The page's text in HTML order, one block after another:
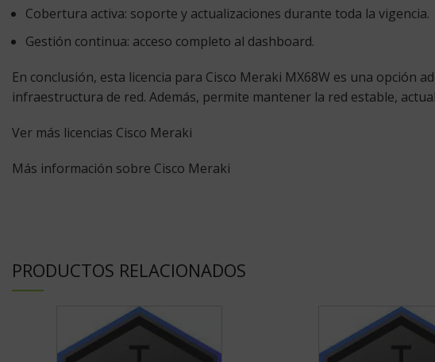
Cobertura activa: soporte y actualizaciones durante toda la vigencia.
Gestión continua: acceso completo al dashboard.
En conclusión, esta licencia para Cisco Meraki MX68W es una opción
infraestructura de red. Además, permite mantener la red estable,
Ver más licencias Cisco Meraki
Más información sobre Cisco Meraki
PRODUCTOS RELACIONADOS